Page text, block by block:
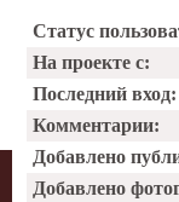
Статус
На проекте с:
Последний вход:
Комментарии:
Добавлено
Добавлено